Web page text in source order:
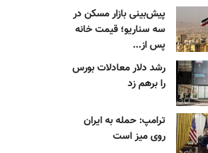
پیش‌بینی بازار مسکن در
سه سناریو؛ قیمت خانه
پس از...
رشد دلار معادلات بورس
را برهم زد
ترامپ: حمله به ایران
روی میز است